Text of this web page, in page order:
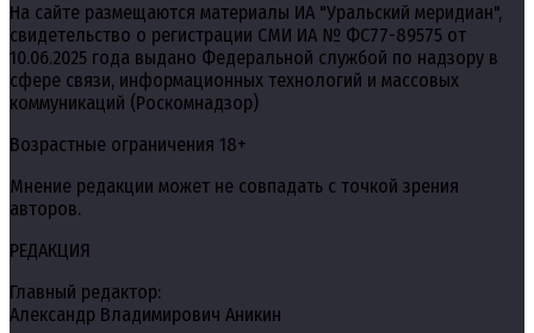
На сайте размещаются материалы ИА "Уральский меридиан",
свидетельство о регистрации СМИ ИА № ФС77-89575 от
10.06.2025 года выдано Федеральной службой по надзору в
сфере связи, информационных технологий и массовых
коммуникаций (Роскомнадзор)
Возрастные ограничения 18+
Мнение редакции может не совпадать с точкой зрения
авторов.
РЕДАКЦИЯ
Главный редактор:
Александр Владимирович Аникин